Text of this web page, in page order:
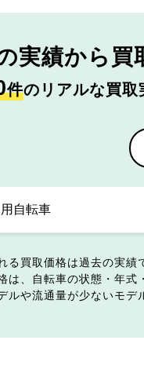
実績から 買
件のリアルな買取
る買取価格は過去の実績
は、自転車の状態・年
ルや流通量が少ないモデ